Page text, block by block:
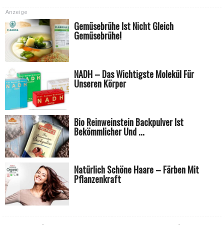
Gemüsebrühe Ist Nicht Gleich
Gemüsebrühe!
Anzeige
NADH – Das Wichtigste Molekül Für
Unseren Körper
Bio Reinweinstein Backpulver Ist
Bekömmlicher Und ...
Natürlich Schöne Haare – Färben Mit
Pflanzenkraft